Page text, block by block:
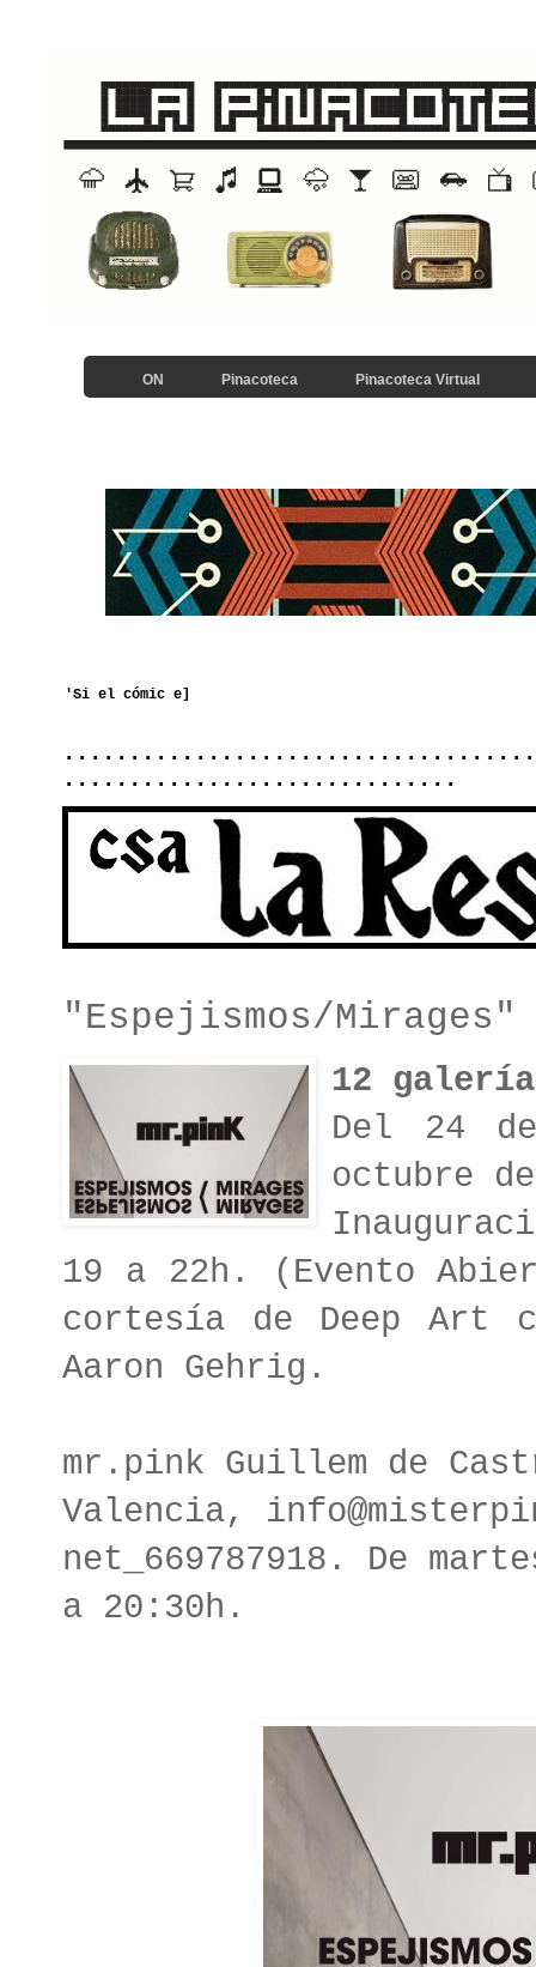
ON Pinacoteca Pinacoteca Virtual
..............................
"Espejismos/
12
Del 24
octubre
19 a 22h. (Evento
cortesía de Deep Art
Aaron Gehrig.
mr.pink Guillem de
Valencia,
net_669787918. De
a 20:30h.